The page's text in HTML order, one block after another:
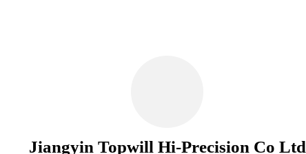
Jiangyin Topwill Hi-Precision Co Ltd